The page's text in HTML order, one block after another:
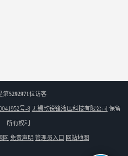
第5292971位访客
号-8 无锡乾锐锋液压科技有限公司 保留
所有权利.
网 免责声明 管理员入口 网站地图